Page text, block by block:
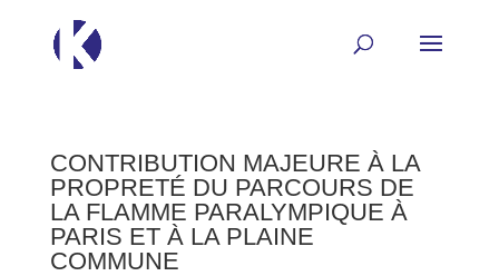
CONTRIBUTION MAJEURE À LA
PROPRETÉ DU PARCOURS DE
LA FLAMME PARALYMPIQUE À
PARIS ET À LA PLAINE
COMMUNE